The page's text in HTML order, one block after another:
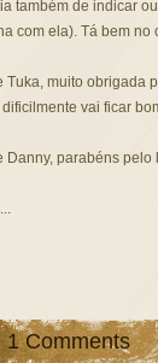
também de indicar
com ela). Tá bem no
Tuka, muito obrigada
dificilmente vai ficar
Danny, parabéns pelo
1 Comments